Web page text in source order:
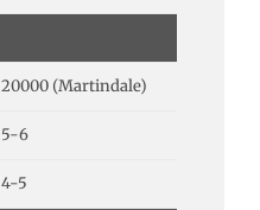
20000 (Martindale)
5-6
4-5